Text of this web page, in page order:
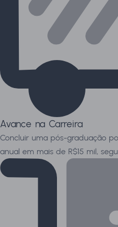
Avance na Carreira
Concluir uma pós-graduação
anual em mais de R$15 mil,